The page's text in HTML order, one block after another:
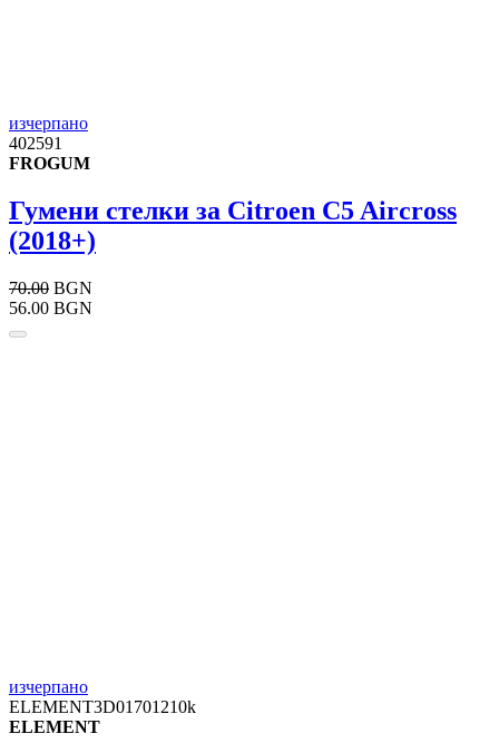
изчерпано
402591
FROGUM
Гумени стелки за Citroen C5 Aircross
(2018+)
70.00 BGN
56.00 BGN
изчерпано
ELEMENT3D01701210k
ELEMENT